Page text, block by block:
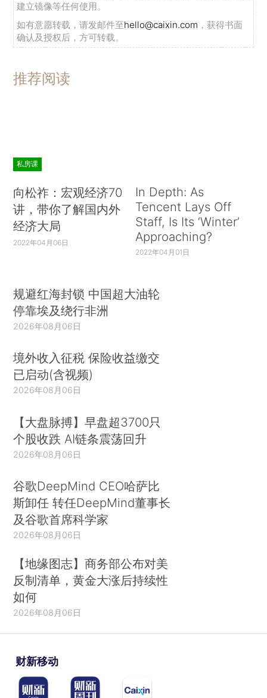
建立镜像等任何使用。
如有意愿转载，请发邮件至hello@caixin.com ，获得书面
确认及授权后，方可转载。
推荐阅读
私房课
向松祚：宏观经济70
讲，带你了解国内外
经济大局
2022年04月06日
In Depth: As
Tencent Lays Off
Staff, Is Its ‘Winter’
Approaching?
2022年04月01日
规避红海封锁 中国超大油轮
停靠埃及绕行非洲
2026年08月06日
境外收入征税 保险收益缴交
已启动(含视频)
2026年08月06日
【大盘脉搏】早盘超3700只
个股收跌 AI链条震荡回升
2026年08月06日
谷歌DeepMind CEO哈萨比
斯卸任 转任DeepMind董事长
及谷歌首席科学家
2026年08月06日
【地缘图志】商务部公布对美
反制清单，黄金大涨后持续性
如何
2026年08月06日
财新移动